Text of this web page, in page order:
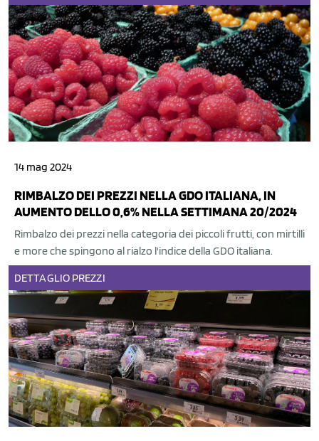
14 mag 2024
RIMBALZO DEI PREZZI NELLA GDO ITALIANA, IN
AUMENTO DELLO 0,6% NELLA SETTIMANA 20/2024
Rimbalzo dei prezzi nella categoria dei piccoli frutti, con mirtilli
e more che spingono al rialzo l'indice della GDO italiana.
DETTAGLIO PREZZI